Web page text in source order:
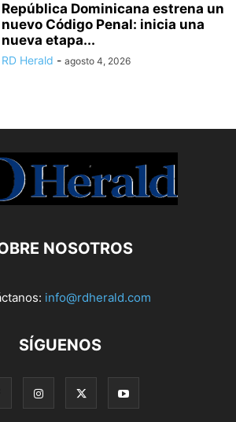
República Dominicana estrena un
nuevo Código Penal: inicia una
nueva etapa...
RD Herald - agosto 4, 2026
NOSOTROS
info@rdherald.com
SÍGUENOS